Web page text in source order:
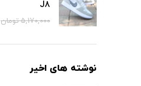
J8
5,170,000 تومان
نوشته های اخیر